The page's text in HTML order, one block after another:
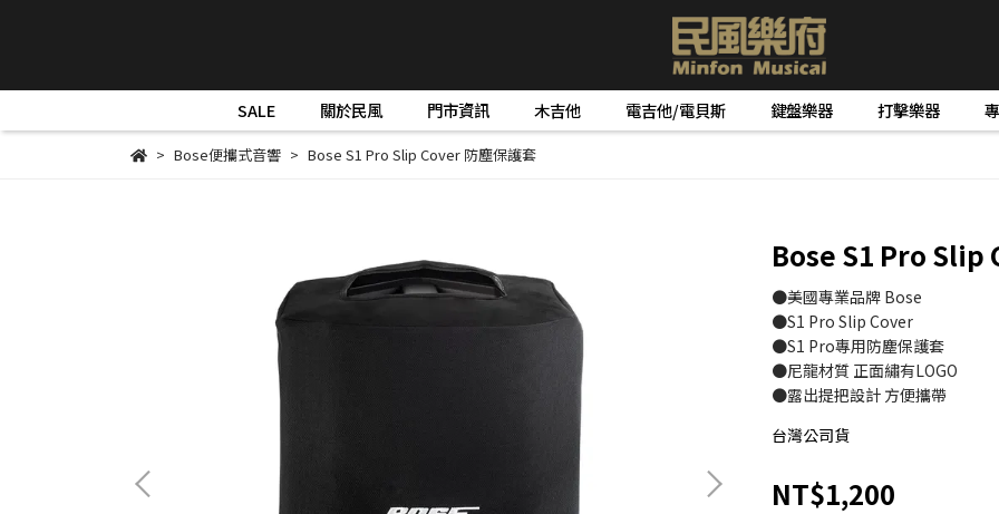
SALE 關於民風 門市資訊 木吉他 電吉他/電貝斯 鍵盤樂器 打擊樂器
Bose便攜式音響 Bose S1 Pro Slip Cover 防塵保護套
Bose S1 Pro Slip
●美國專業品牌 Bose
●S1 Pro Slip Cover
●S1 Pro專用防塵保護套
●尼龍材質 正面繡有LOGO
●露出提把設計 方便攜帶
台灣公司貨
NT$1,200